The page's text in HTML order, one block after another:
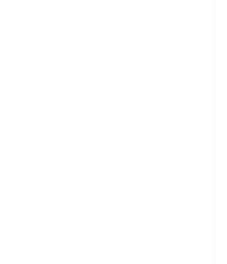
z 5 hvězdiček.